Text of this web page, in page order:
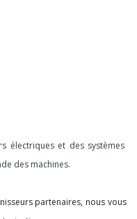
électriques et des systèmes
des machines.
partenaires, nous vous